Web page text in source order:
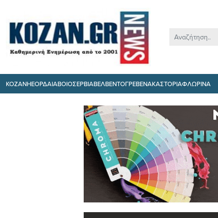
ΚΟΖΑΝΗΕΟΡΔΑΙΑΒΟΙΟΣΕΡΒΙΑΒΕΛΒΕΝΤΟΓΡΕΒΕΝΑΚΑΣΤΟΡΙΑΦΛΩΡΙΝΑ